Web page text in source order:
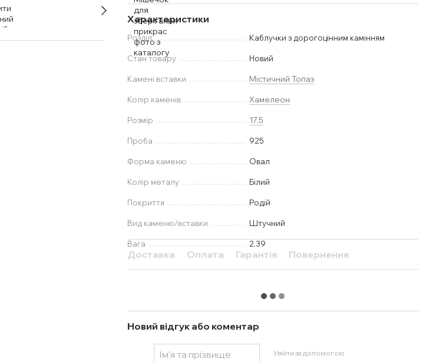
Характеристики
Розділ Каблучки з дорогоцінним камінням
Стан товару Новий
Камені вставки Містичний Топаз
Колір каменів Хамелеон
Розмір 17.5
Проба 925
Форма каменю Овал
Колір металу Білий
Покриття Родій
Вид каменю/вставки Штучний
Вага 2.39
Доставка Оплата Гарантія Повернення
Новий відгук або коментар
Увійти за допомогою